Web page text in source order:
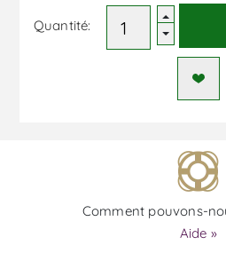
Quantité:
Comment pouvons-
Aide »